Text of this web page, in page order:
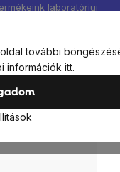
további
információk itt.